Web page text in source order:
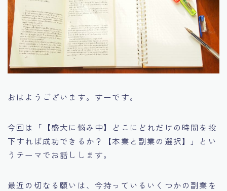
おはようございます。すーです。
今回は「【盛大に悩み中】どこにどれだけの時間を投
下すれば成功できるか？【本業と副業の選択】」とい
うテーマでお話しします。
最近の切なる願いは、今持っているいくつかの副業を